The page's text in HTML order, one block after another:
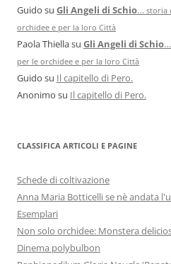
Guido su Gli Angeli di Schio… storia
orchidee e per la loro Città
Paola Thiellasu Gli Angeli di Schio…
per le orchidee e per la loro Città
Guido su Il capitello di Pero.
Anonimo su Il capitello di Pero.
CLASSIFICA ARTICOLI E PAGINE
Schede di coltivazione
Anna Maria Botticelli se nè andata
Esemplari
Non solo orchidee: Monstera
Dinema polybulbon